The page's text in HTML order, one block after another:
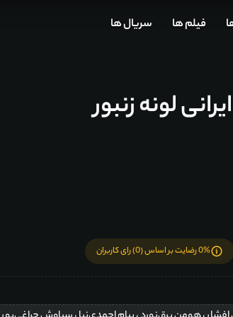
فیلم ها سریال ها
لونه زنبور
0% رضایت بر اساس (0) رای کاربران